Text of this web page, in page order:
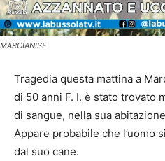
MARCIANISE
Tragedia questa mattina a
di 50 anni F. I. è stato trovato
di sangue, nella sua
Appare probabile che l’uomo
dal suo cane.